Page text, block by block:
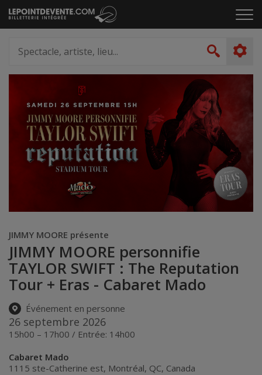
Passer
au
le
artiste,
lieu...
JIMMY MOORE présente
JIMMY MOORE personnifie
TAYLOR SWIFT : The Reputation
Tour + Eras - Cabaret Mado
Événement en personne
26 septembre 2026
15h00 – 17h00 / Entrée: 14h00
Cabaret Mado
1115 ste-Catherine est, Montréal, QC, Canada